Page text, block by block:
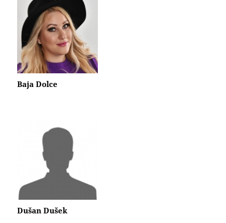
Baja Dolce
Dušan Dušek